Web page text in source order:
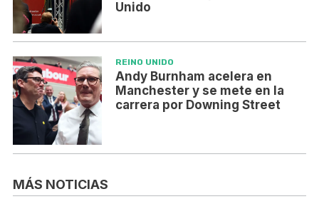
Unido
REINO UNIDO
Andy Burnham acelera en
Manchester y se mete en la
carrera por Downing Street
MÁS NOTICIAS